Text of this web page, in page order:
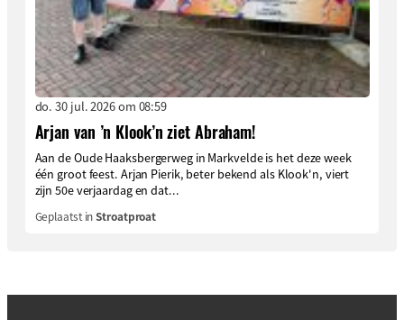
do. 30 jul. 2026 om 08:59
Arjan van ’n Klook’n ziet Abraham!
Aan de Oude Haaksbergerweg in Markvelde is het deze week
één groot feest. Arjan Pierik, beter bekend als Klook'n, viert
zijn 50e verjaardag en dat...
Geplaatst inStroatproat